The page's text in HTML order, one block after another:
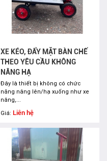
XE KÉO, ĐẨY MẶT BÀN CHẾ
THEO YÊU CẦU KHÔNG
NÂNG HẠ
Đây là thiết bị không có chức
năng nâng lên/hạ xuống như xe
nâng,...
Giá: Liên hệ